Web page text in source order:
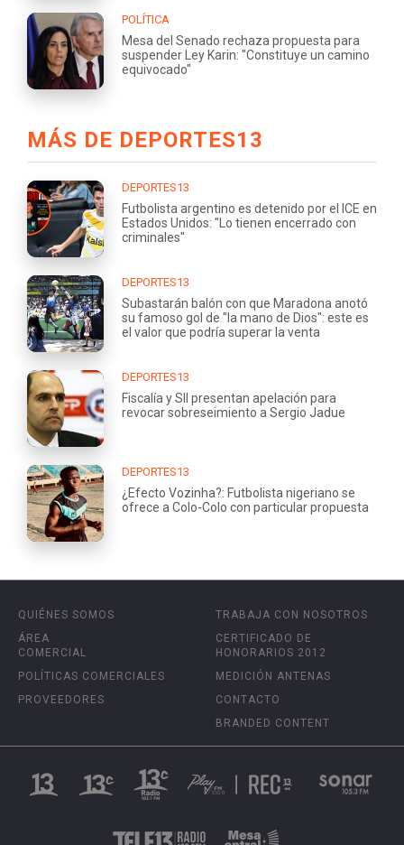
POLÍTICA
Mesa del Senado rechaza propuesta para
suspender Ley Karin: "Constituye un camino
equivocado"
MÁS DE DEPORTES13
DEPORTES13
Futbolista argentino es detenido por el ICE en
Estados Unidos: "Lo tienen encerrado con
criminales"
DEPORTES13
Subastarán balón con que Maradona anotó
su famoso gol de "la mano de Dios": este es
el valor que podría superar la venta
DEPORTES13
Fiscalía y SII presentan apelación para
revocar sobreseimiento a Sergio Jadue
DEPORTES13
¿Efecto Vozinha?: Futbolista nigeriano se
ofrece a Colo-Colo con particular propuesta
QUIÉNES SOMOS
ÁREA
COMERCIAL
POLÍTICAS COMERCIALES
PROVEEDORES
TRABAJA CON NOSOTROS
CERTIFICADO DE
HONORARIOS 2012
MEDICIÓN ANTENAS
CONTACTO
BRANDED CONTENT